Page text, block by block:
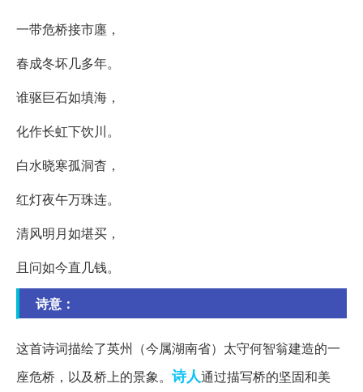
一带危桥接市廛，
春成冬坏几多年。
谁驱巨石如填海，
化作长虹下饮川。
白水晓寒孤洞杳，
红灯夜午万珠连。
清风明月如堪买，
且问如今直几钱。
诗意：
这首诗词描绘了英州（今属湖南省）太守何智翁建造的一
座危桥，以及桥上的景象。 诗人通过描写桥的坚固和美